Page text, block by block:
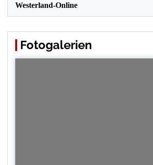
Westerland-Online
Fotogalerien